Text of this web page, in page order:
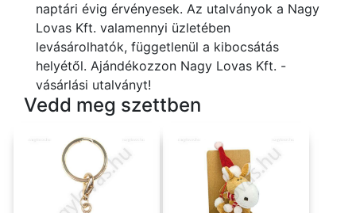
naptári évig érvényesek. Az utalványok a Nagy
Lovas Kft. valamennyi üzletében
levásárolhatók, függetlenül a kibocsátás
helyétől. Ajándékozzon Nagy Lovas Kft. -
vásárlási utalványt!
Vedd meg szettben